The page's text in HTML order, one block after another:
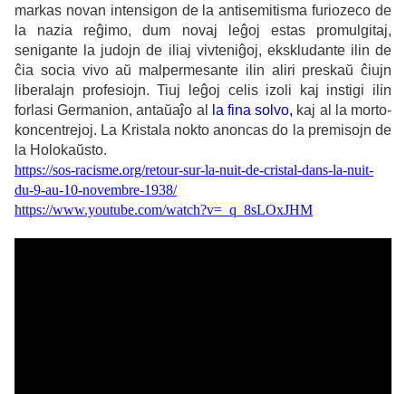
markas novan intensigon de la antisemitisma furiozeco de
la nazia reĝimo, dum novaj leĝoj estas promulgitaj,
senigante la judojn de iliaj vivteniĝoj, ekskludante ilin de
ĉia socia vivo aŭ malpermesante ilin aliri preskaŭ ĉiujn
liberalajn profesiojn. Tiuj leĝoj celis izoli kaj instigi ilin
forlasi Germanion, antaŭaĵo al
la fina solvo, kaj al la morto-
koncentrejoj. La Kristala nokto anoncas do la premisojn de
la Holokaŭsto.
https://sos-racisme.org/retour-sur-la-nuit-de-cristal-dans-la-nuit-
du-9-au-10-novembre-1938/
https://www.youtube.com/watch?v=_q_8sLOxJHM